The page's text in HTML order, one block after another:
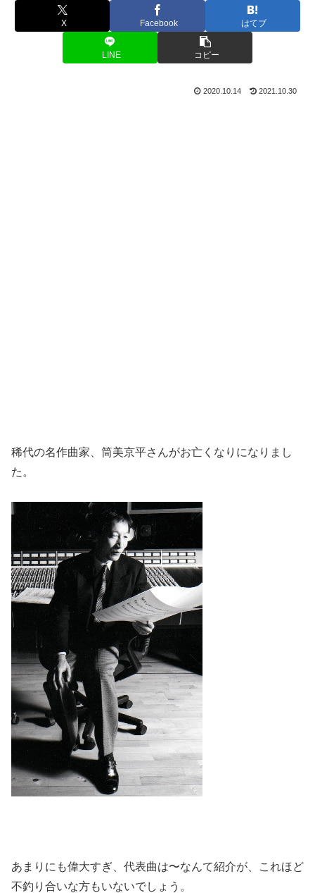
X Facebook はてブ
LINE コピー
2020.10.14 2021.10.30
稀代の名作曲家、筒美京平さんがお亡くなりになりまし
た。
あまりにも偉大すぎ、代表曲は〜なんて紹介が、これほど
不釣り合いな方もいないでしょう。